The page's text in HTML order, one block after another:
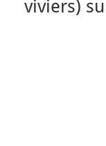
viviers)